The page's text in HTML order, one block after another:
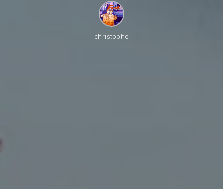
christophe